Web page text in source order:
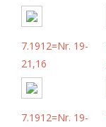
7.1912=Nr. 19-
21,16
7.1912=Nr. 19-